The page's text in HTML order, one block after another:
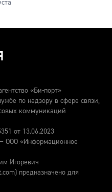
мельхиора
«Би-порт»
по надзору в сфере связи,
коммуникаций
от 13.06.2023
ООО «Информационное
Игоревич
предназначено для